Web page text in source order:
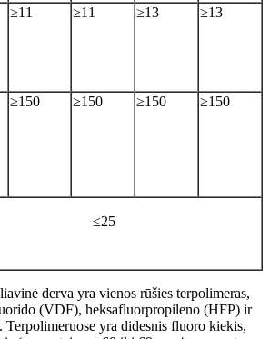
≥11 ≥11 ≥13 ≥13
≥150 ≥150 ≥150 ≥150
≤25
derva yra vienos rūšies terpolimeras,
(VDF), heksafluorpropileno (HFP) ir
yra didesnis fluoro kiekis,